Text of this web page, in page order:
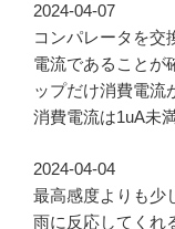
2024-04-07
コンパレータを交
電流であることが
ップだけ消費電流
消費電流は1uA未
2024-04-04
最高感度よりも少
雨に反応してくれ